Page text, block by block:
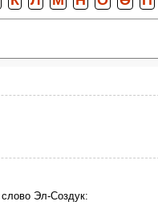
Эл-Создук: